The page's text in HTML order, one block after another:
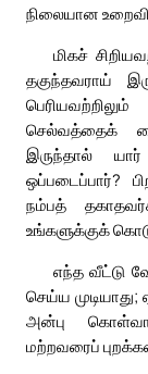
நிலையான
மிகச்
தகுந்தவராய்
செல்வத்தைக்
இருந்தால்
ஒப்படைப்பார்?
நம்பத்
உங்களுக்குக்
எந்த வீட்டு
செய்ய
அன்பு
மற்றவரைப்